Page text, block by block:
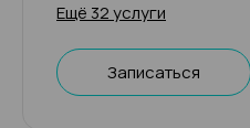
Ещё 32 услуги
Записаться